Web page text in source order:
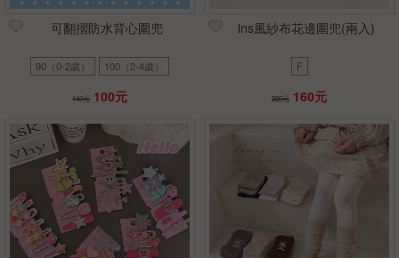
可翻摺防水背心圍兜
90（0-2歲） 100（2-4歲）
140元 100元
ins風紗布花邊圍兜(兩入)
F
220元 160元